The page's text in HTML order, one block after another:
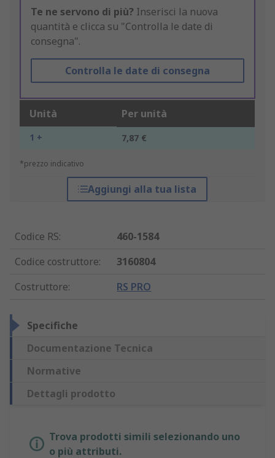
Te ne servono di più? Inserisci la nuova
quantità e clicca su "Controlla le date di
consegna".
Controlla le date di consegna
Unità Per unità
1 + 7,87 €
*prezzo indicativo
Aggiungi alla tua lista
Codice RS:
460-1584
Codice costruttore:
3160804
Costruttore: RS PRO
Specifiche
Documentazione Tecnica
Normative
Dettagli prodotto
Trova prodotti simili selezionando uno
o più attributi.